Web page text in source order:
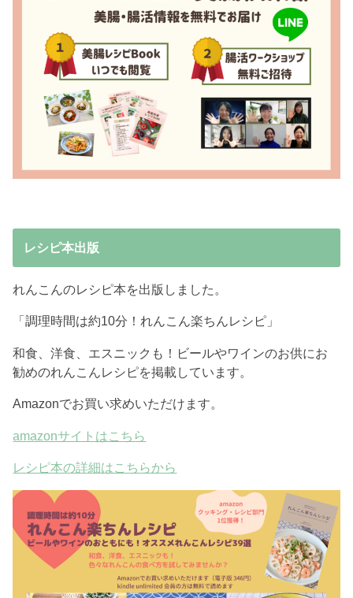
レシピ本出版
れんこんのレシピ本を出版しました。
「調理時間は約10分！れんこん楽ちんレシピ」
和食、洋食、エスニックも！ビールやワインのお供にお
勧めのれんこんレシピを掲載しています。
Amazonでお買い求めいただけます。
amazonサイトはこちら
レシピ本の詳細はこちらから